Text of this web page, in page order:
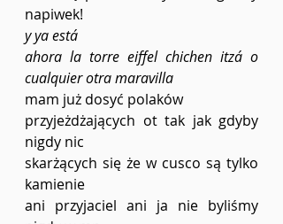
napiwek!
y ya está
ahora la torre eiffel chichen itzá o
cualquier otra maravilla
mam już dosyć polaków
przyjeżdżających ot tak jak gdyby
nigdy nic
skarżących się że w cusco są tylko
kamienie
ani przyjaciel ani ja nie byliśmy